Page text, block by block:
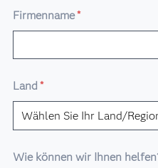
Firmenname*
Land *
Wie können wir Ihnen